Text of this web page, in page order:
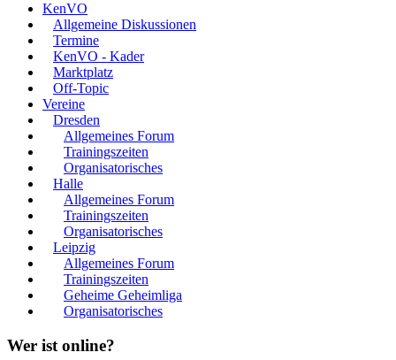
KenVO
Allgemeine Diskussionen
Termine
KenVO - Kader
Marktplatz
Off-Topic
Vereine
Dresden
Allgemeines Forum
Trainingszeiten
Organisatorisches
Halle
Allgemeines Forum
Trainingszeiten
Organisatorisches
Leipzig
Allgemeines Forum
Trainingszeiten
Geheime Geheimliga
Organisatorisches
Wer ist online?